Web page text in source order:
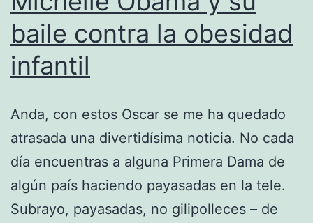
baile contra la obesidad
infantil
Anda, con estos Oscar se me ha quedado
atrasada una divertidísima noticia. No cada
día encuentras a alguna Primera Dama de
algún país haciendo payasadas en la tele.
Subrayo, payasadas, no gilipolleces – de